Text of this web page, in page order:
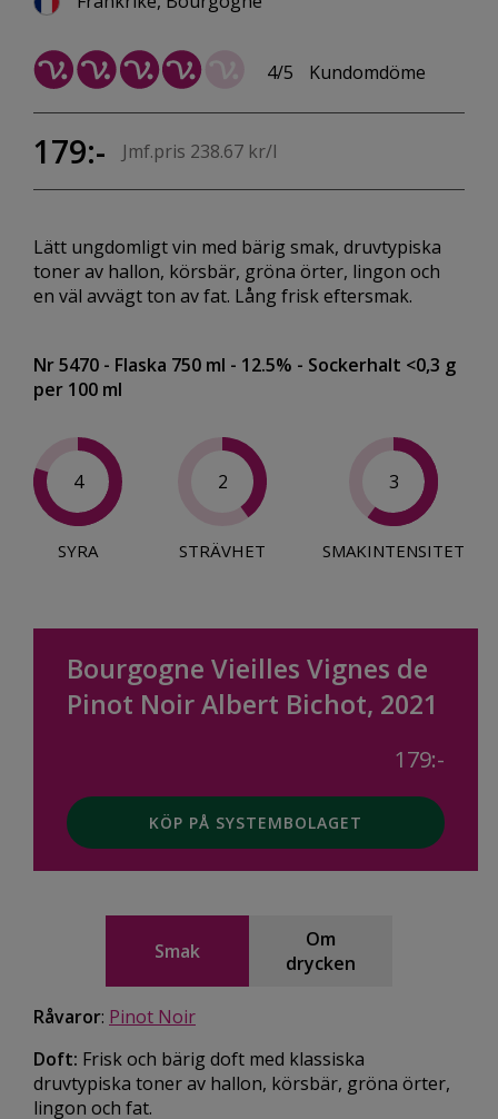
4/5 Kundomdöme
179:- Jmf.pris 238.67 kr/l
Lätt ungdomligt vin med bärig smak, druvtypiska
toner av hallon, körsbär, gröna örter, lingon och
en väl avvägt ton av fat. Lång frisk eftersmak.
Nr 5470 - Flaska 750 ml - 12.5% - Sockerhalt <0,3 g
per 100 ml
4
SYRA
2
STRÄVHET
3
SMAKINTENSITET
Bourgogne Vieilles Vignes de
Pinot Noir Albert Bichot, 2021
179:-
KÖP PÅ SYSTEMBOLAGET
Smak
Om
drycken
Råvaror: Pinot Noir
Doft: Frisk och bärig doft med klassiska
druvtypiska toner av hallon, körsbär, gröna örter,
lingon och fat.